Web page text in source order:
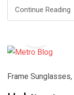
Continue Reading
Frame Sunglasses,